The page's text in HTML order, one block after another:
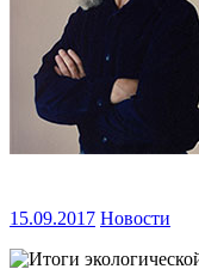
15.09.2017 Новости